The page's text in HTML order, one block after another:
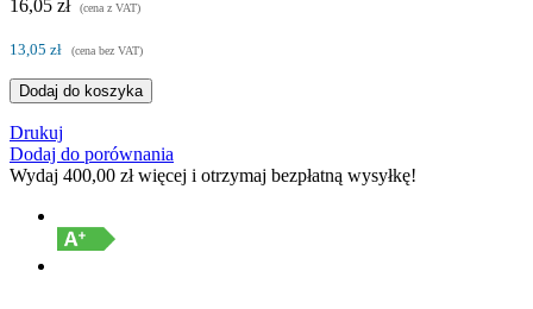
16,05 zł
(cena z VAT)
13,05 zł (cena bez VAT)
Dodaj do koszyka
Drukuj
Dodaj do porównania
Wydaj 400,00 złwięcej i otrzymaj bezpłatną wysyłkę!